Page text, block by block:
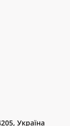
Україна